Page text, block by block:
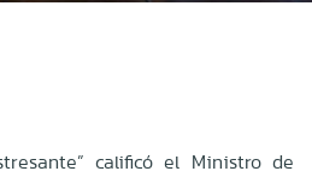
calificó el Ministro de